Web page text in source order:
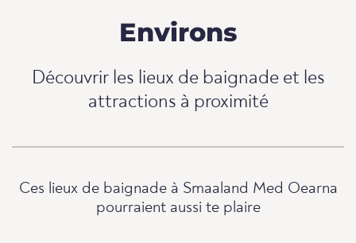
Environs
Découvrir les lieux de baignade et les
attractions à proximité
Ces lieux de baignade à Smaaland Med Oearna
pourraient aussi te plaire